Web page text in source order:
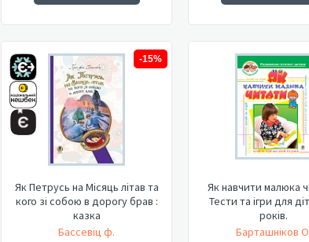
-15%
Як Петрусь на Місяць літав та
кого зі собою в дорогу брав :
казка
Бассевіц ф.
Як навчити малюка
Тести та ігри для
років.
Барташніков